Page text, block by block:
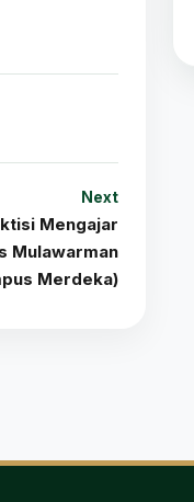
Next
Mengajar
Mulawarman
Merdeka)